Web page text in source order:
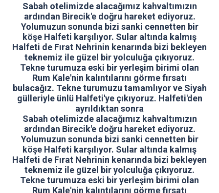
Sabah otelimizde alacağımız kahvaltımızın
ardından Birecik'e doğru hareket ediyoruz.
Yolumuzun sonunda bizi sanki cennetten bir
köşe Halfeti karşılıyor. Sular altında kalmış
Halfeti de Fırat Nehrinin kenarında bizi bekleyen
teknemiz ile güzel bir yolculuğa çıkıyoruz.
Tekne turumuza eski bir yerleşim birimi olan
Rum Kale'nin kalıntılarını görme fırsatı
bulacağız. Tekne turumuzu tamamlıyor ve Siyah
gülleriyle ünlü Halfeti'ye çıkıyoruz. Halfeti'den
ayrıldıktan sonra
Sabah otelimizde alacağımız kahvaltımızın
ardından Birecik'e doğru hareket ediyoruz.
Yolumuzun sonunda bizi sanki cennetten bir
köşe Halfeti karşılıyor. Sular altında kalmış
Halfeti de Fırat Nehrinin kenarında bizi bekleyen
teknemiz ile güzel bir yolculuğa çıkıyoruz.
Tekne turumuza eski bir yerleşim birimi olan
Rum Kale'nin kalıntılarını görme fırsatı